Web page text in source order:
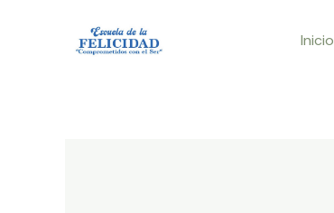
Inicio